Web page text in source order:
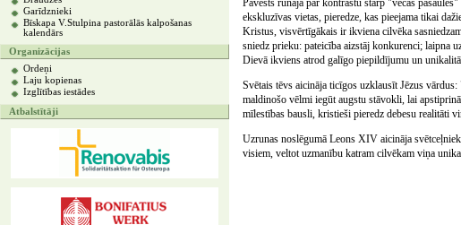
Garīdznieki
Bīskapa V.Stulpina pastorālās kalpošanas
kalendārs
Organizācijas
Ordeņi
Laju kopienas
Izglītības iestādes
Atbalstītāji
Pāvests runāja par kontrastu starp "vecās
ekskluzīvas vietas, pieredze, kas pieejama tikai
Kristus, visvērtīgākais ir ikviena cilvēka
sniedz prieku: pateicība aizstāj konkurenci; laipna
Dievā ikviens atrod galīgo piepildījumu un
Svētais tēvs aicināja ticīgos uzklausīt Jēzus
maldinošo vēlmi iegūt augstu stāvokli, lai
mīlestības bausli, kristieši pieredz debesu realitāti
Uzrunas noslēgumā Leons XIV aicināja
visiem, veltot uzmanību katram cilvēkam viņa